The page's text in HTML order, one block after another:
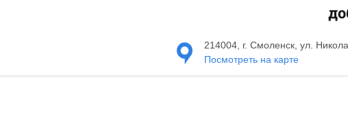
214004, г. Смоленск, ул.
Посмотреть на карте